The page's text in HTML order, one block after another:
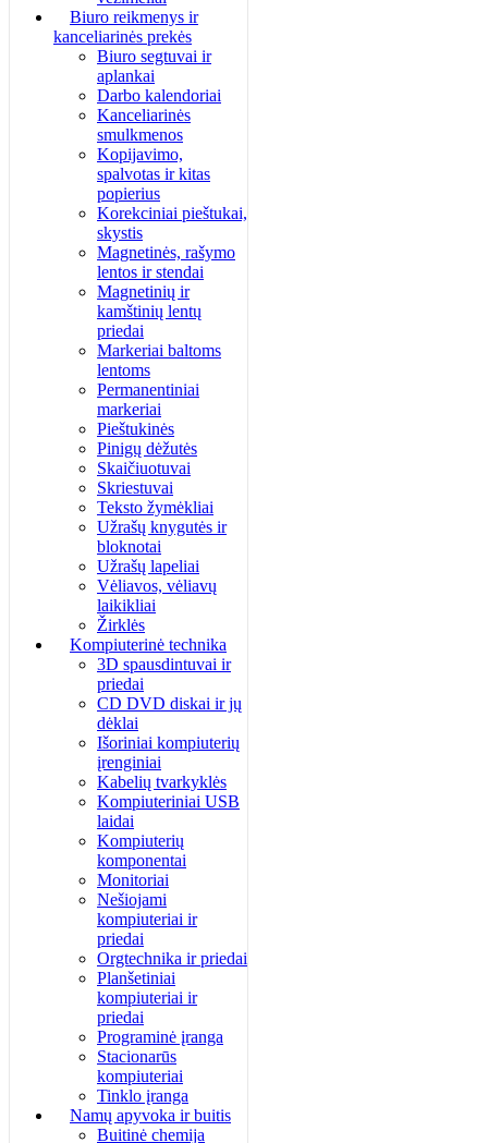
Biuro reikmenys ir
kanceliarinės prekės
Biuro segtuvai ir
aplankai
Darbo kalendoriai
Kanceliarinės
smulkmenos
Kopijavimo,
spalvotas ir kitas
popierius
Korekciniai pieštukai,
skystis
Magnetinės, rašymo
lentos ir stendai
Magnetinių ir
kamštinių lentų
priedai
Markeriai baltoms
lentoms
Permanentiniai
markeriai
Pieštukinės
Pinigų dėžutės
Skaičiuotuvai
Skriestuvai
Teksto žymėkliai
Užrašų knygutės ir
bloknotai
Užrašų lapeliai
Vėliavos, vėliavų
laikikliai
Žirklės
Kompiuterinė technika
3D spausdintuvai ir
priedai
CD DVD diskai ir jų
dėklai
Išoriniai kompiuterių
įrenginiai
Kabelių tvarkyklės
Kompiuteriniai USB
laidai
Kompiuterių
komponentai
Monitoriai
Nešiojami
kompiuteriai ir
priedai
Orgtechnika ir priedai
Planšetiniai
kompiuteriai ir
priedai
Programinė įranga
Stacionarūs
kompiuteriai
Tinklo įranga
Namų apyvoka ir buitis
Buitinė chemija